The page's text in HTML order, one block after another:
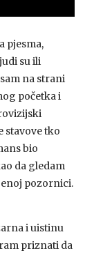
pjesma,
su ili
na strani
početka i
stavove tko
bio
da gledam
pozornici.
i uistinu
priznati da